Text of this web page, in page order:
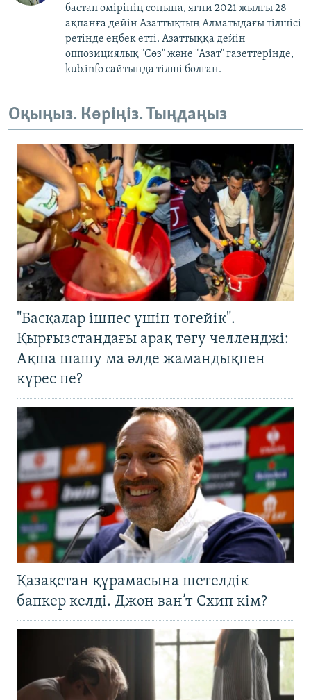
бастап өмірінің соңына, яғни 2021 жылғы 28
ақпанға дейін Азаттықтың Алматыдағы тілшісі
ретінде еңбек етті. Азаттыққа дейін
оппозициялық "Сөз" және "Азат" газеттерінде,
kub.info сайтында тілші болған.
Оқыңыз. Көріңіз. Тыңдаңыз
"Басқалар ішпес үшін төгейік".
Қырғызстандағы арақ төгу челленджі:
Ақша шашу ма әлде жамандықпен
күрес пе?
Қазақстан құрамасына шетелдік
бапкер келді. Джон ван’т Схип кім?